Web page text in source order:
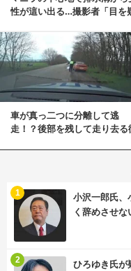
性が這い出る…撮影者「目を
車が真っ二つに分離して逃
走！？後部を残して走り去る
記事
小沢一郎氏、
く辞めさせ
1
ひろゆき氏が
2